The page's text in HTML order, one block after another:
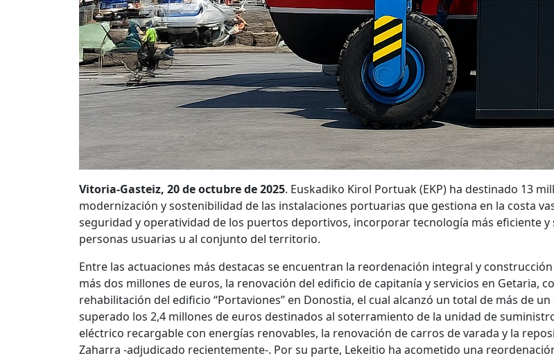
Vitoria-Gasteiz, 20 de octubre de 2025. Euskadiko Kirol Portuak (EKP) ha destinado 13
modernización y sostenibilidad de las instalaciones portuarias que gestiona en la costa
seguridad y operatividad de los puertos deportivos, incorporar tecnología más eficiente
personas usuarias u al conjunto del territorio.
Entre las actuaciones más destacas se encuentran la reordenación integral y
más dos millones de euros, la renovación del edificio de capitanía y servicios en Getaria,
rehabilitación del edificio “Portaviones” en Donostia, el cual alcanzó un total de más de
superado los 2,4 millones de euros destinados al soterramiento de la unidad de
eléctrico recargable con energías renovables, la renovación de carros de varada y la
Zaharra -adjudicado recientemente-. Por su parte, Lekeitio ha acometido una